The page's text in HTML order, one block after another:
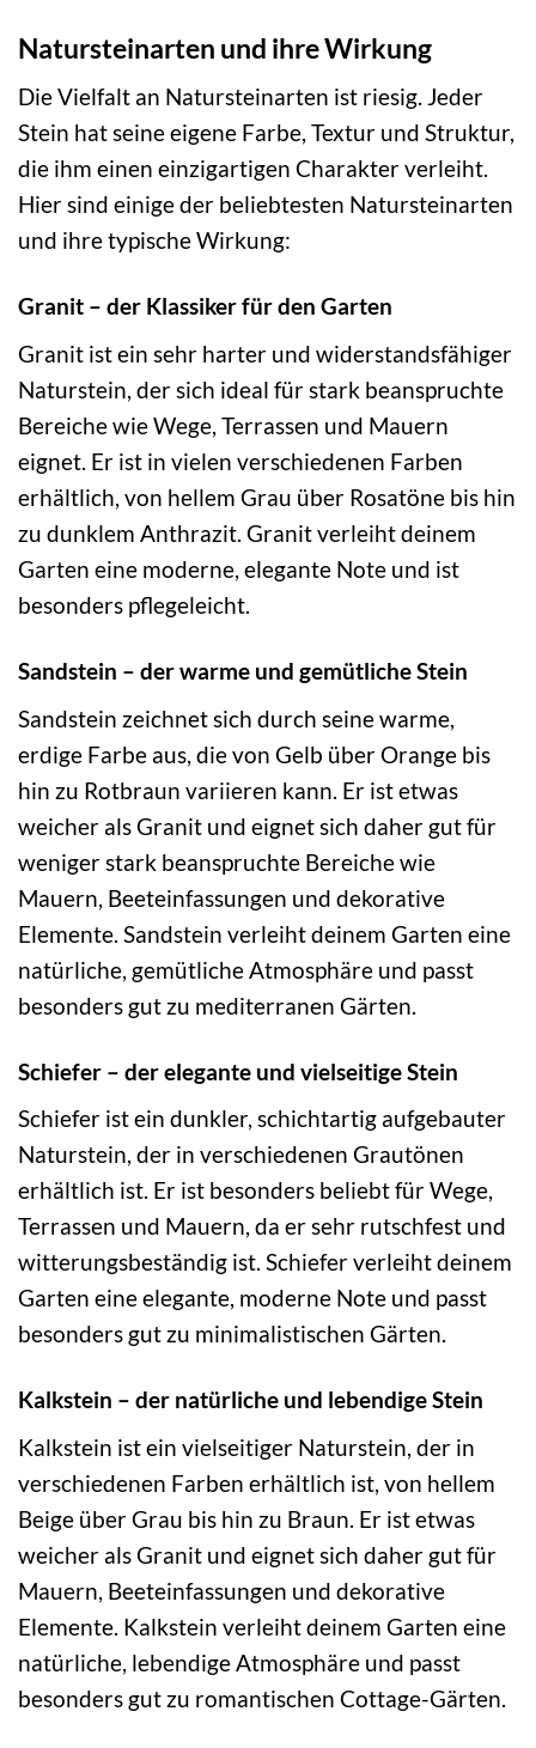
Natursteinarten und ihre Wirkung
Die Vielfalt an Natursteinarten ist riesig. Jeder
Stein hat seine eigene Farbe, Textur und Struktur,
die ihm einen einzigartigen Charakter verleiht.
Hier sind einige der beliebtesten Natursteinarten
und ihre typische Wirkung:
Granit – der Klassiker für den Garten
Granit ist ein sehr harter und widerstandsfähiger
Naturstein, der sich ideal für stark beanspruchte
Bereiche wie Wege, Terrassen und Mauern
eignet. Er ist in vielen verschiedenen Farben
erhältlich, von hellem Grau über Rosatöne bis hin
zu dunklem Anthrazit. Granit verleiht deinem
Garten eine moderne, elegante Note und ist
besonders pflegeleicht.
Sandstein – der warme und gemütliche Stein
Sandstein zeichnet sich durch seine warme,
erdige Farbe aus, die von Gelb über Orange bis
hin zu Rotbraun variieren kann. Er ist etwas
weicher als Granit und eignet sich daher gut für
weniger stark beanspruchte Bereiche wie
Mauern, Beeteinfassungen und dekorative
Elemente. Sandstein verleiht deinem Garten eine
natürliche, gemütliche Atmosphäre und passt
besonders gut zu mediterranen Gärten.
Schiefer – der elegante und vielseitige Stein
Schiefer ist ein dunkler, schichtartig aufgebauter
Naturstein, der in verschiedenen Grautönen
erhältlich ist. Er ist besonders beliebt für Wege,
Terrassen und Mauern, da er sehr rutschfest und
witterungsbeständig ist. Schiefer verleiht deinem
Garten eine elegante, moderne Note und passt
besonders gut zu minimalistischen Gärten.
Kalkstein – der natürliche und lebendige Stein
Kalkstein ist ein vielseitiger Naturstein, der in
verschiedenen Farben erhältlich ist, von hellem
Beige über Grau bis hin zu Braun. Er ist etwas
weicher als Granit und eignet sich daher gut für
Mauern, Beeteinfassungen und dekorative
Elemente. Kalkstein verleiht deinem Garten eine
natürliche, lebendige Atmosphäre und passt
besonders gut zu romantischen Cottage-Gärten.